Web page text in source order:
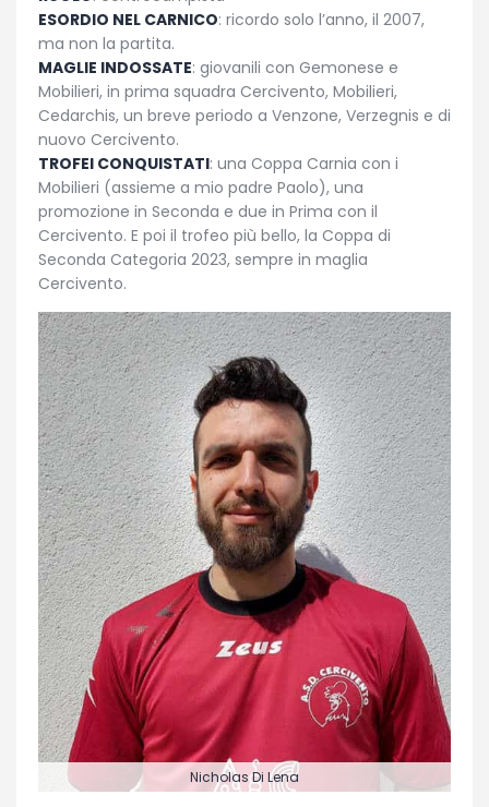
ESORDIO NEL CARNICO: ricordo solo l’anno, il 2007,
ma non la partita.
MAGLIE INDOSSATE: giovanili con Gemonese e
Mobilieri, in prima squadra Cercivento, Mobilieri,
Cedarchis, un breve periodo a Venzone, Verzegnis e di
nuovo Cercivento.
TROFEI CONQUISTATI: una Coppa Carnia con i
Mobilieri (assieme a mio padre Paolo), una
promozione in Seconda e due in Prima con il
Cercivento. E poi il trofeo più bello, la Coppa di
Seconda Categoria 2023, sempre in maglia
Cercivento.
Nicholas Di Lena